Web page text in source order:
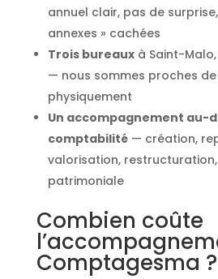
annuel clair, pas de
annexes » cachées
Trois bureauxà Saint-Malo,
— nous sommes proches de
physiquement
Un accompagnement au-
comptabilité— création,
valorisation,
patrimoniale
Combien coûte
Comptagesma ?